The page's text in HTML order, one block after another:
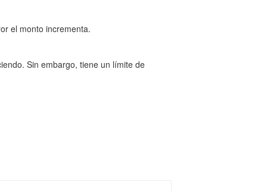
el monto incrementa.
Sin embargo, tiene un límite de